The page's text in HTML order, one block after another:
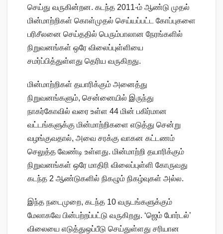
செய்து வருகின்றன. கடந்த 2011-ம் ஆண்டு முதல்
மின்மாற்றிகள் கொள்முதல் செய்யப்பட்ட கோப்புகளை
பரிசீலனை செய்ததில் பெரும்பாலான நேரங்களில்
நிறுவனங்கள் ஒரே விலைப்புள்ளியை
சமர்ப்பித்துள்ளது தெரிய வருகிறது.
மின்மாற்றிகள் தயாரிக்கும் அனைத்து
நிறுவனங்களும், சென்னையில் இருந்து
நாகர்கோவில் வரை உள்ள 44 மின் பகிர்மான
வட்டங்களுக்கு மின்மாற்றிகளை எடுத்து சென்று
வழங்குவதால், அவை சரக்கு வாகன கட்டணம்
செலுத்த வேண்டி உள்ளது. மின்மாற்றி தயாரிக்கும்
நிறுவனங்கள் ஒரே மாதிரி விலைப்புள்ளி கோருவது
கடந்த 2 ஆண்டுகளில் நிகழும் நிகழ்வுகள் அல்ல.
இந்த நடைமுறை, கடந்த 10 வருடங்களுக்கும்
மேலாகவே பின்பற்றப்பட்டு வருகிறது. ‘ஜெம் போர்டல்’
விலையை எடுத்துஒப்பீடு செய்துள்ளது சரியான